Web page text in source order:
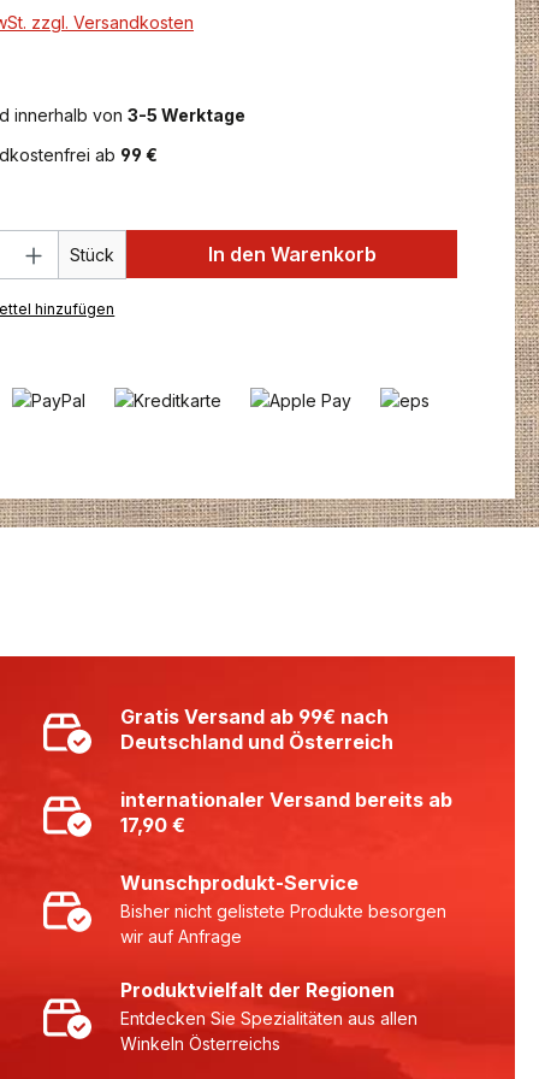
zzgl. Versandkosten
innerhalb von 3-5 Werktage
ab 99 €
Gib den gewünschten Wert
Stück In den Warenkorb
hinzufügen
Gratis Versand ab 99€ nach
Deutschland und Österreich
internationaler Versand bereits ab
17,90 €
Wunschprodukt-Service
Bisher nicht gelistete Produkte besorgen
wir auf Anfrage
Produktvielfalt der Regionen
Entdecken Sie Spezialitäten aus allen
Winkeln Österreichs